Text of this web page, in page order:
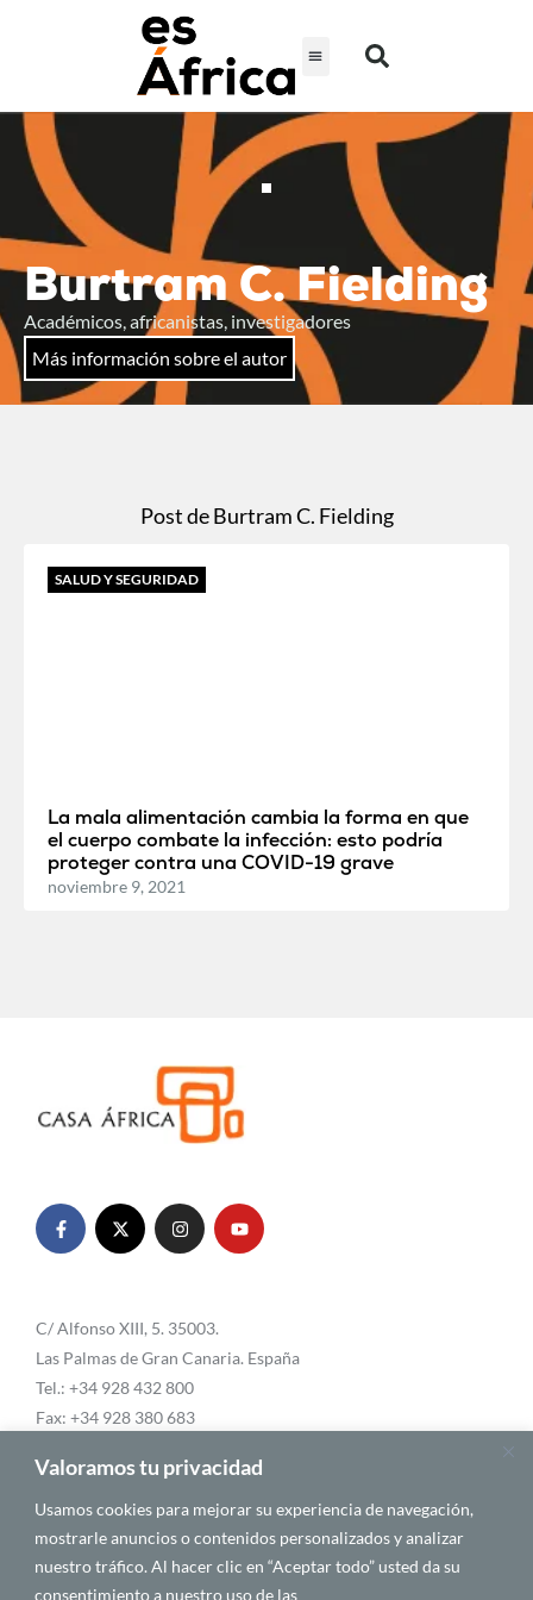
Valoramos tu privacidad
Usamos cookies para mejorar su experiencia de navegación,
mostrarle anuncios o contenidos personalizados y analizar
nuestro tráfico. Al hacer clic en “Aceptar todo” usted da su
consentimiento a nuestro uso de las
Burtram C. Fielding
Académicos, africanistas, investigadores
Más información sobre el autor
Post de Burtram C. Fielding
SALUD Y SEGURIDAD
La mala alimentación cambia la forma en que
el cuerpo combate la infección: esto podría
proteger contra una COVID-19 grave
noviembre 9, 2021
C/ Alfonso XIII, 5. 35003.
Las Palmas de Gran Canaria. España
Tel.: +34 928 432 800
Fax: +34 928 380 683
Blog